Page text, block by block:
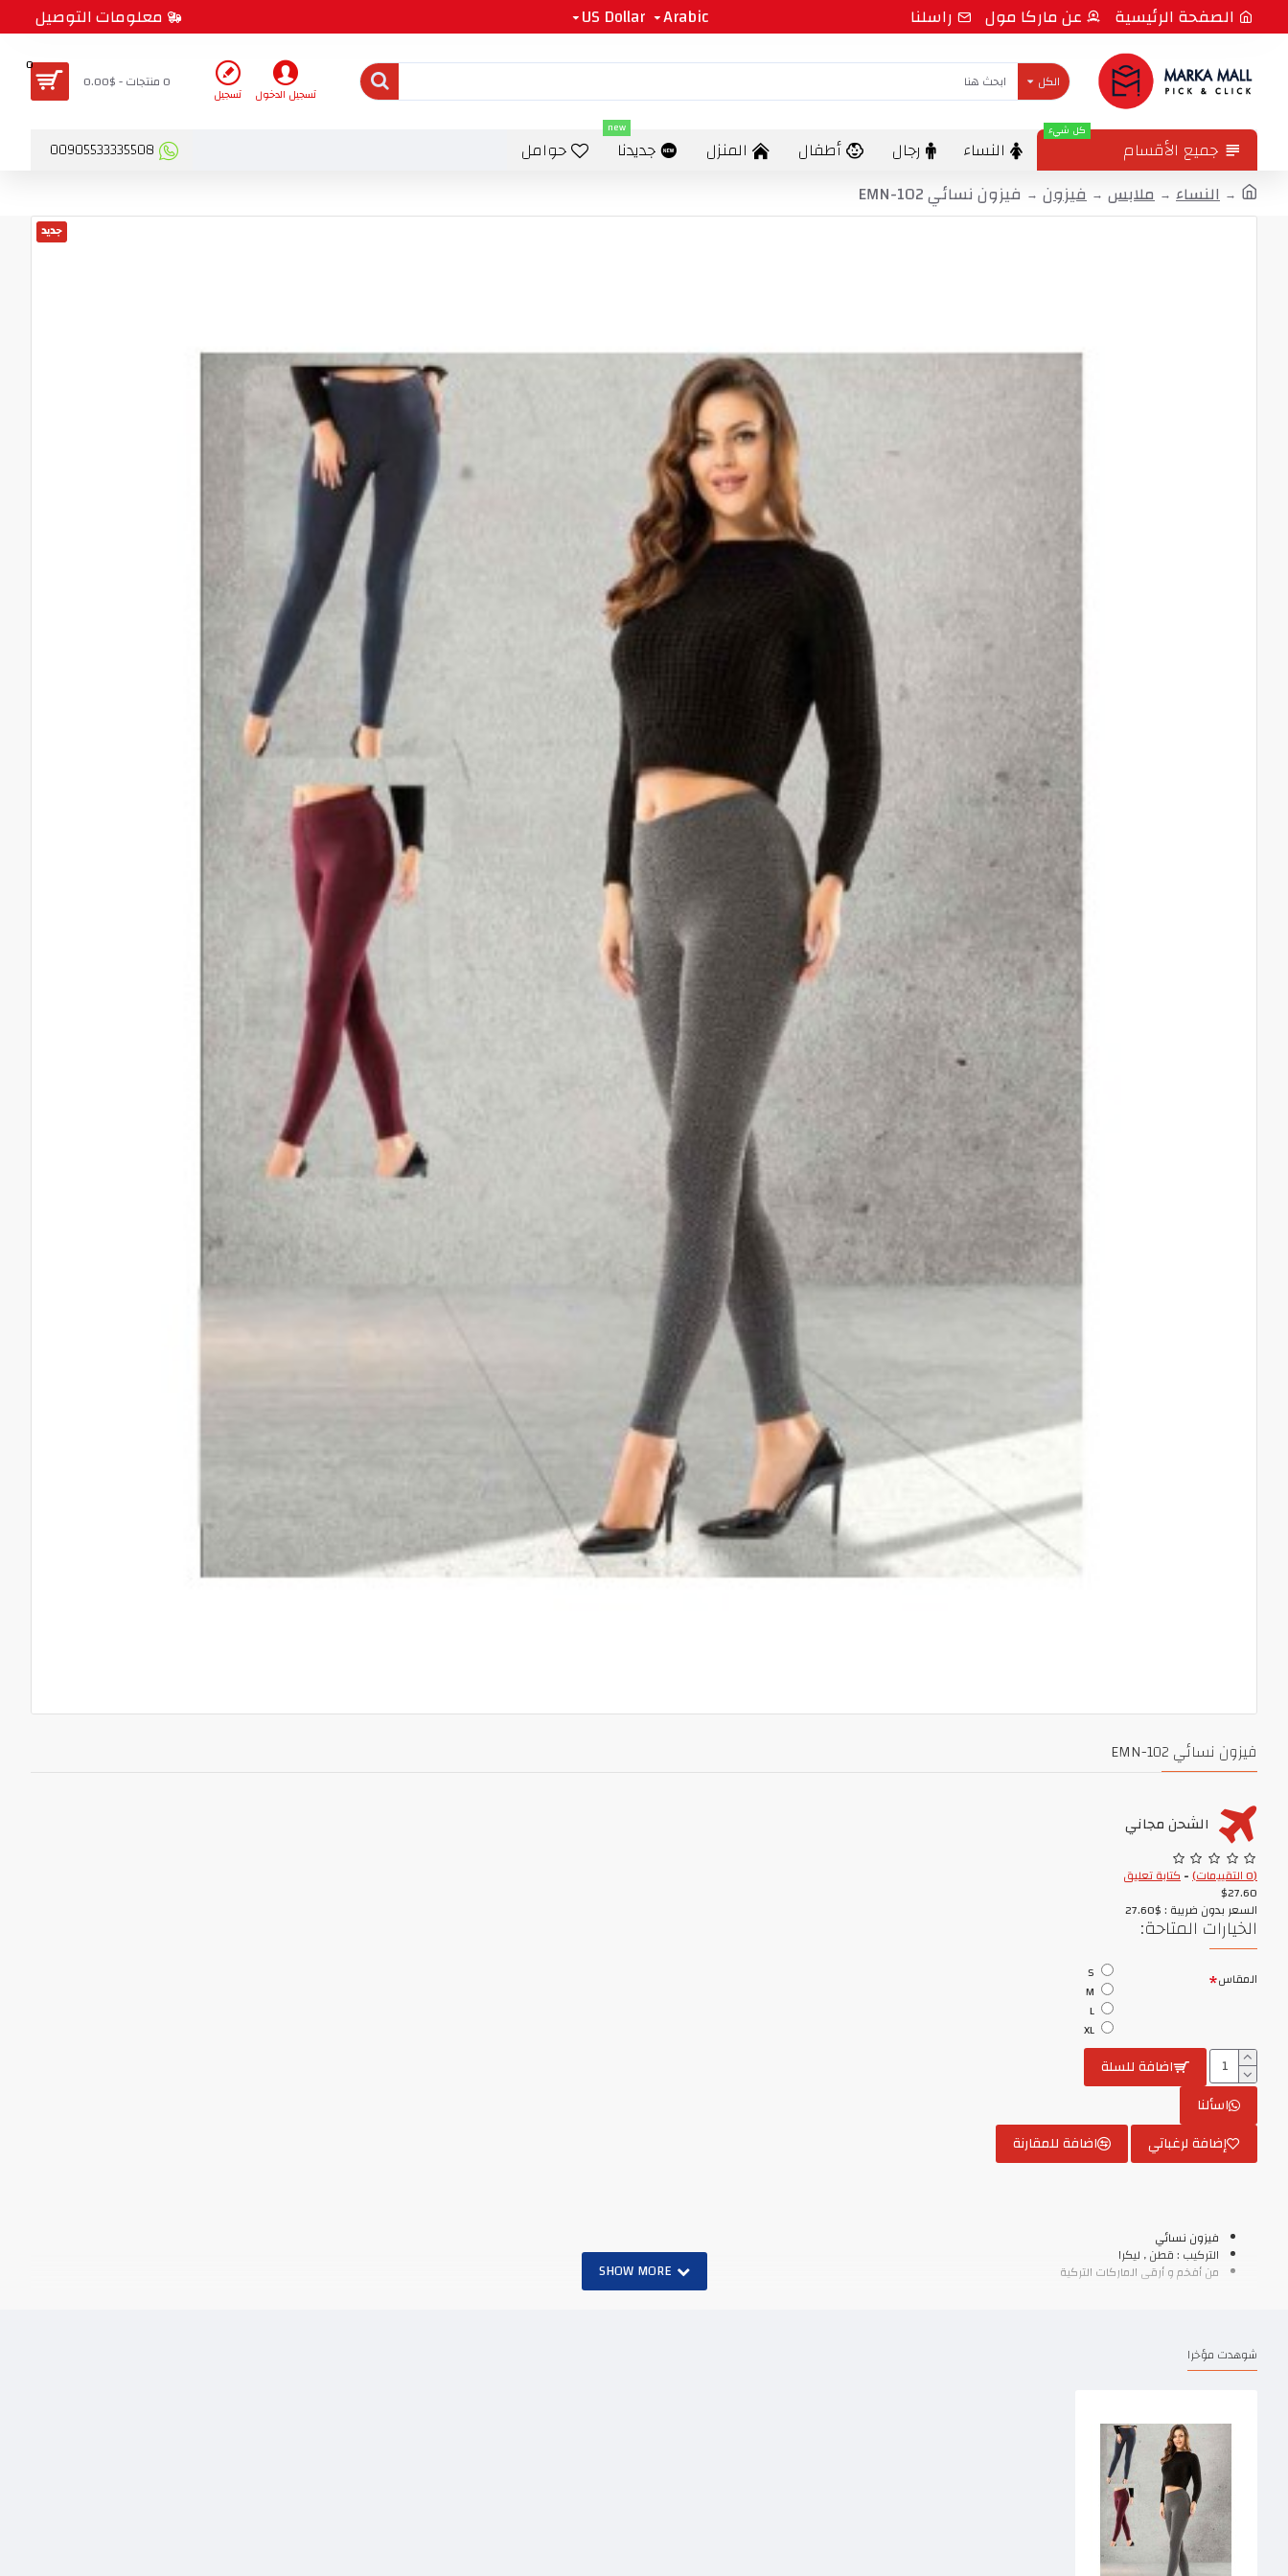
الصفحة الرئيسية عن ماركا مول راسلنا Arabic
US Dollar معلومات التوصيل
الكل
تسجيل الدخول تسجيل
0 منتجات - $0.00
0
جميع الأقسام
كل شيء
النساء رجال أطفال المنزل جديدنا
new
حوامل 00905533335508
النساء ملابس فيزون فيزون نسائي EMN-102
جديد
فيزون نسائي EMN-102
الشحن مجاني
(0 التقييمات) -كتابة تعليق
$27.60
السعر بدون ضريبة : $27.60
الخيارات المتاحة:
المقاس
S
M
L
XL
اضافة للسلة
اسألنا
إضافة لرغباتي
اضافة للمقارنة
فيزون نسائي
التركيب : قطن , ليكرا
من أفخم و أرقى الماركات التركية
شوهدت مؤخرا